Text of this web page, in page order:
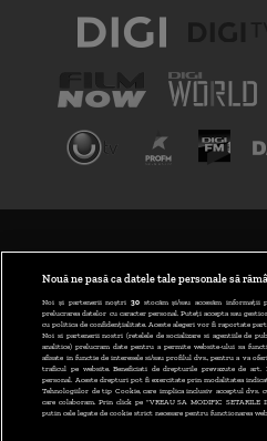
ABONARE
GESTIONAȚI
CODUL
CAMERE
Nouă ne pasă ca datele tale personale să
Noi și partenerii noștri 30stocăm și/sau accesăm informații
prelucrarea datelor cu caracter personal. Puteți accepta sau
cu politica de confidențialitate. Aceste alegeri vor fi raportate
Noi si partenerii nostri (retelele de socializare si agentiile de
analitice) prelucram date pentru a permite website-ului sa
afisate in functie de interesele si/sau profilul dvs., pentru a va
traficul pe website. Beneficiati de drepturile prevazute de
personal. Aceste drepturi pot fi exercitate prin modalitatea
Tehnologiilor de tip Cookie, care implica inclusiv acceptul dvs.
care colaboram. Prin click pe “VREAU SA MODIFIC
putin cele legate de cookie strict necesare pentru functionarea